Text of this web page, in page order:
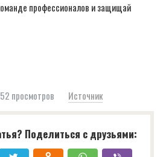
профессионалов и защищай
просмотров Источник
Поделиться с друзьями: